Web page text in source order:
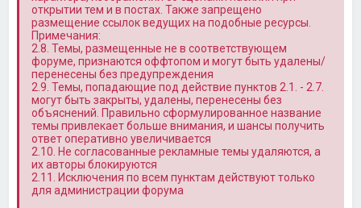
открытии тем и в постах. Также запрещено
размещение ссылок ведущих на подобные ресурсы.
Примечания:
2.8. Темы, размещенные не в соответствующем
форуме, признаются оффтопом и могут быть удалены/
перенесены без предупреждения
2.9. Темы, попадающие под действие пунктов 2.1. - 2.7.
могут быть закрыты, удалены, перенесены без
объяснений. Правильно сформулированное название
темы привлекает больше внимания, и шансы получить
ответ оперативно увеличивается
2.10. Не согласованные рекламные темы удаляются, а
их авторы блокируются
2.11. Исключения по всем пунктам действуют только
для администрации форума